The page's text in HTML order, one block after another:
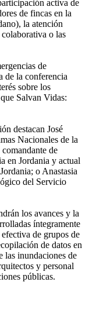
activa de
de fincas en la
la atención
o las
de
de la conferencia
sobre los
Salvan Vidas:
destacan José
Nacionales de la
de
en Jordania y actual
o Anastasia
del Servicio
los avances y la
íntegramente
de grupos de
de datos en
las inundaciones de
y personal
públicas.